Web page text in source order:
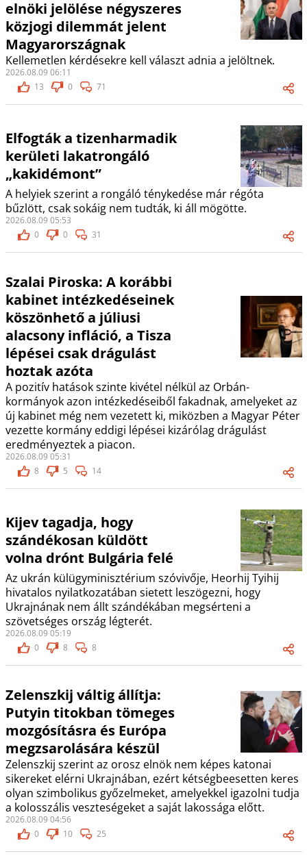
elnöki jelölése négyszeres
közjogi dilemmát jelent
Magyarországnak
Kellemetlen kérdésekre kell választ adnia a jelöltnek.
2026.08.09 06:11
13
0 71
Elfogták a tizenharmadik
kerületi lakatrongáló
„kakidémont”
A helyiek szerint a rongáló ténykedése már régóta
bűzlött, csak sokáig nem tudták, ki áll mögötte.
2026.08.09 05:53
0
0 31
Szalai Piroska: A korábbi
kabinet intézkedéseinek
köszönhető a júliusi
alacsony infláció, a Tisza
lépései csak drágulást
hoztak azóta
A pozitív hatások szinte kivétel nélkül az Orbán-
kormányok azon intézkedéseiből fakadnak, amelyeket az
új kabinet még nem vezetett ki, miközben a Magyar Péter
vezette kormány eddigi lépései kizárólag drágulást
eredményeztek a piacon.
2026.08.09 05:31
8
5 14
Kijev tagadja, hogy
szándékosan küldött
volna drónt Bulgária felé
Az ukrán külügyminisztérium szóvivője, Heorhij Tyihij
hivatalos nyilatkozatában sietett leszögezni, hogy
Ukrajnának nem állt szándékában megsérteni a
szövetséges ország légterét.
2026.08.09 05:19
0
8 8
Zelenszkij váltig állítja:
Putyin titokban tömeges
mozgósításra és Európa
megzsarolására készül
Zelenszkij szerint az orosz elnök nem képes katonai
sikereket elérni Ukrajnában, ezért kétségbeesetten keres
olyan szimbolikus győzelmeket, amelyekkel igazolni tudja
a kolosszális veszteségeket a saját lakossága előtt.
2026.08.09 04:56
0
10 25